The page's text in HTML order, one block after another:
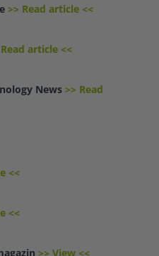
>> Read article <<
article <<
News >> Read
<<
<<
>> View <<